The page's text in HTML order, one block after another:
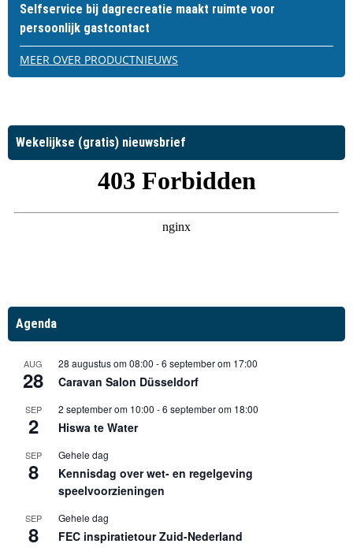
Selfservice bij dagrecreatie maakt ruimte voor
persoonlijk gastcontact
MEER OVER PRODUCTNIEUWS
Wekelijkse (gratis) nieuwsbrief
Agenda
AUG
28
28 augustus om 08:00 -6 september om 17:00
Caravan Salon Düsseldorf
SEP
2
2 september om 10:00 -6 september om 18:00
Hiswa te Water
SEP
8
Gehele dag
Kennisdag over wet- en regelgeving
speelvoorzieningen
SEP
8
Gehele dag
FEC inspiratietour Zuid-Nederland